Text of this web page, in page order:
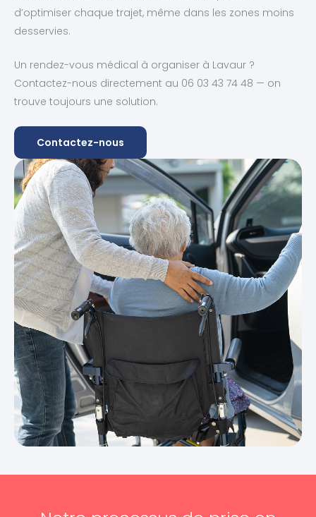
d’optimiser chaque trajet, même dans les zones moins
desservies.
Un rendez-vous médical à organiser à Lavaur ?
Contactez-nous directement au 06 03 43 74 48 — on
trouve toujours une solution.
Contactez-nous